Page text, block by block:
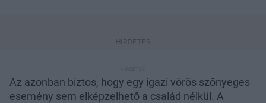
Az azonban biztos, hogy egy igazi vörös szőnyeges
esemény sem elképzelhető a család nélkül. A